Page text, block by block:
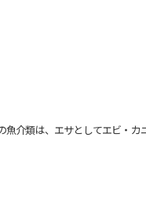
介類は、エサとしてエビ・カ